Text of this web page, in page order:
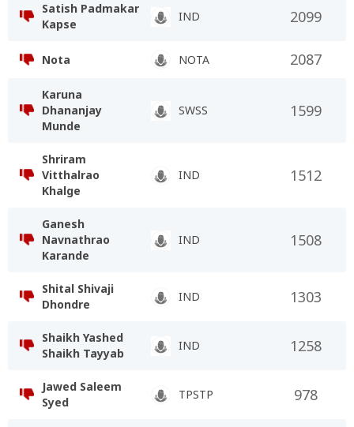
Satish Padmakar
Kapse
IND 2099
Nota NOTA 2087
Karuna
Dhananjay
Munde
SWSS 1599
Shriram
Vitthalrao
Khalge
IND 1512
Ganesh
Navnathrao
Karande
IND 1508
Shital Shivaji
Dhondre
IND 1303
Shaikh Yashed
Shaikh Tayyab
IND 1258
Jawed Saleem
Syed
TPSTP 978